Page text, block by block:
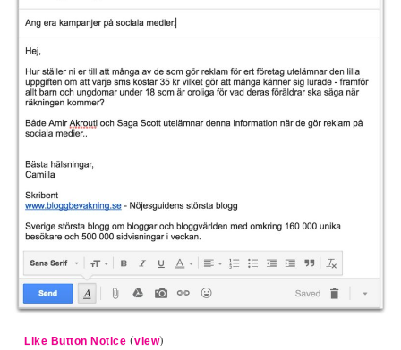
Like Button Notice (view)